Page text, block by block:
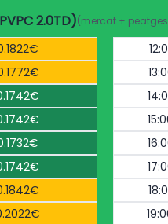
2.0TD)(mercat +